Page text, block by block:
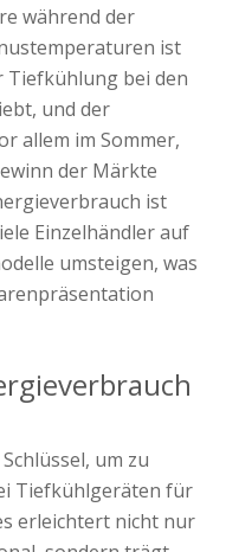
während der
ist
bei den
und der
allem im Sommer,
der Märkte
ist
Einzelhändler auf
umsteigen, was
um zu
Tiefkühlgeräten für
erleichtert nicht nur